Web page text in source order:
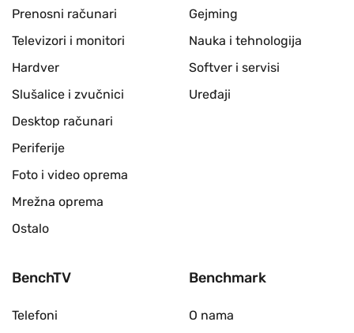
Prenosni računari
Televizori i monitori
Hardver
Slušalice i zvučnici
Desktop računari
Periferije
Foto i video oprema
Mrežna oprema
Ostalo
Gejming
Nauka i tehnologija
Softver i servisi
Uređaji
BenchTV
Telefoni
Benchmark
O nama